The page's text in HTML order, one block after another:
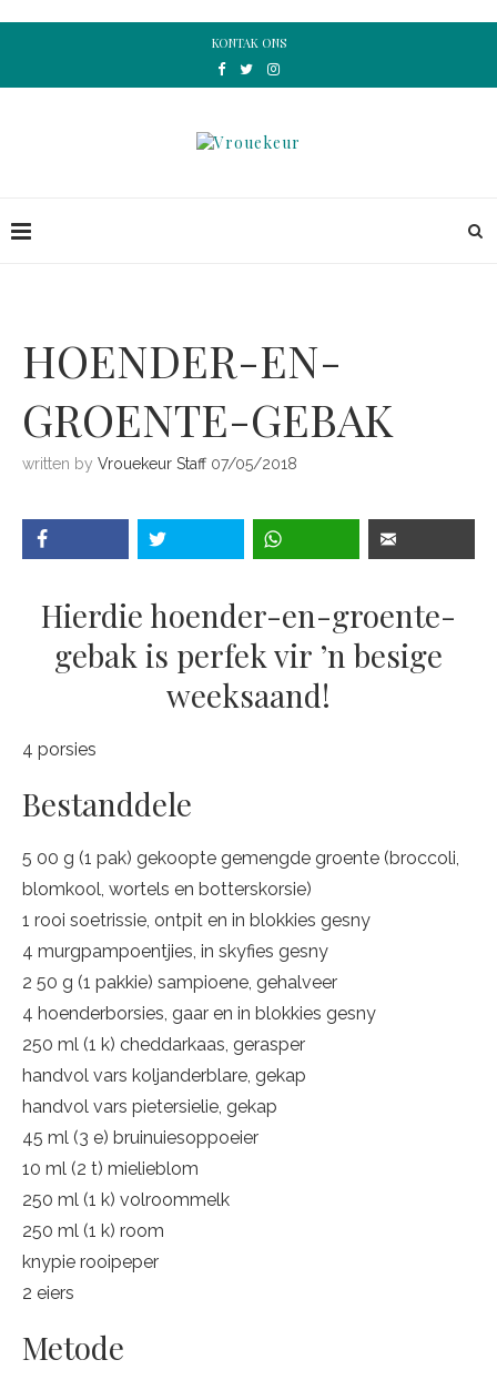
KONTAK ONS
HOENDER-EN-
GROENTE-GEBAK
written by Vrouekeur Staff 07/05/2018
Hierdie hoender-en-groente-
gebak is perfek vir ’n besige
weeksaand!
4 porsies
Bestanddele
5 00 g (1 pak) gekoopte gemengde groente (broccoli,
blomkool, wortels en botterskorsie)
1 rooi soetrissie, ontpit en in blokkies gesny
4 murgpampoentjies, in skyfies gesny
2 50 g (1 pakkie) sampioene, gehalveer
4 hoenderborsies, gaar en in blokkies gesny
250 ml (1 k) cheddarkaas, gerasper
handvol vars koljanderblare, gekap
handvol vars pietersielie, gekap
45 ml (3 e) bruinuiesoppoeier
10 ml (2 t) mielieblom
250 ml (1 k) volroommelk
250 ml (1 k) room
knypie rooipeper
2 eiers
Metode